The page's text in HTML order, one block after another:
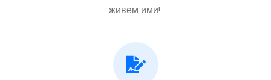
живем ими!